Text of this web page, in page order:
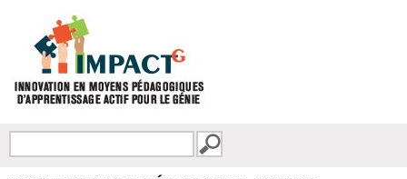
FORMULAIRE DE